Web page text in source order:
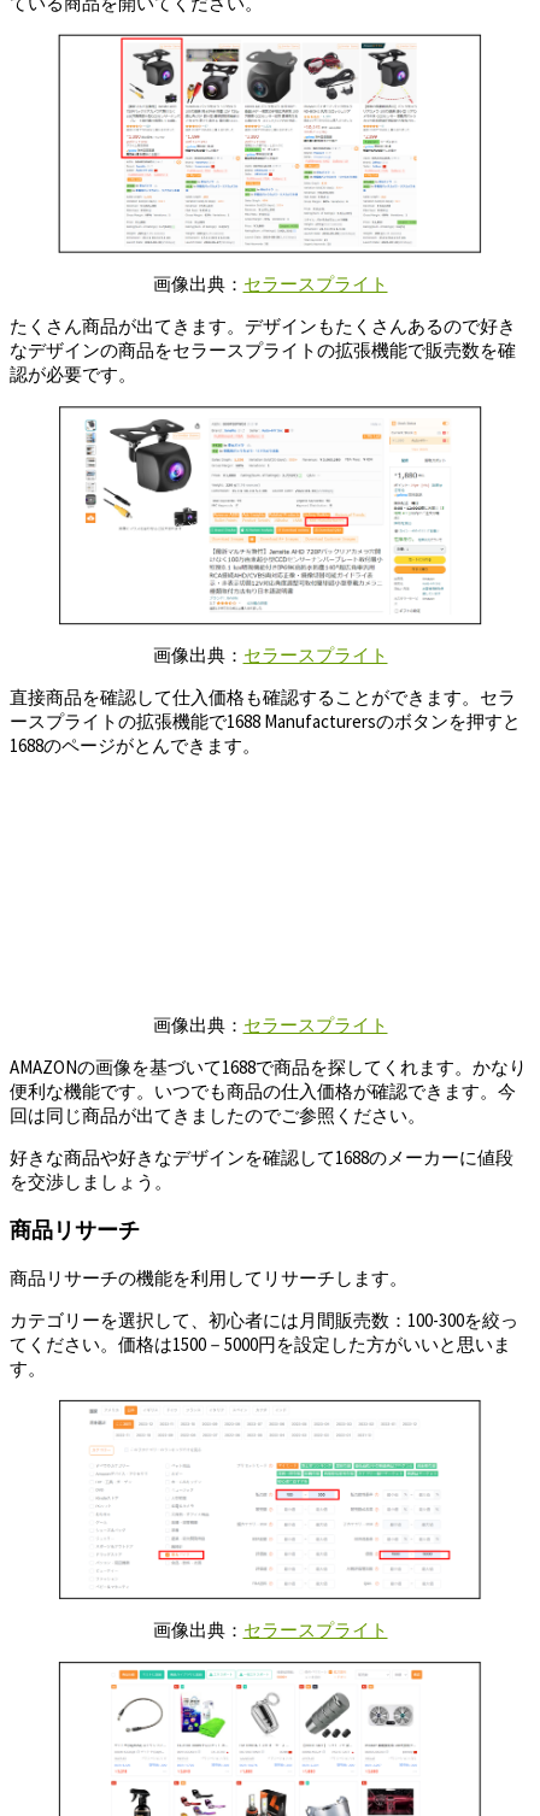
画像出典： セラースプライト
たくさん商品が出てきます。デザインもたくさんあるので好き
なデザインの商品をセラースプライトの拡張機能で販売数を確
認が必要です。
画像出典： セラースプライト
直接商品を確認して仕入価格も確認することができます。セラ
ースプライトの拡張機能で1688 Manufacturersのボタンを押すと
1688のページがとんできます。
画像出典： セラースプライト
AMAZONの画像を基づいて1688で商品を探してくれます。かなり
便利な機能です。いつでも商品の仕入価格が確認できます。今
回は同じ商品が出てきましたのでご参照ください。
好きな商品や好きなデザインを確認して1688のメーカーに値段
を交渉しましょう。
商品リサーチ
商品リサーチの機能を利用してリサーチします。
カテゴリーを選択して、初心者には月間販売数：100-300を絞っ
てください。価格は1500－5000円を設定した方がいいと思いま
す。
画像出典： セラースプライト